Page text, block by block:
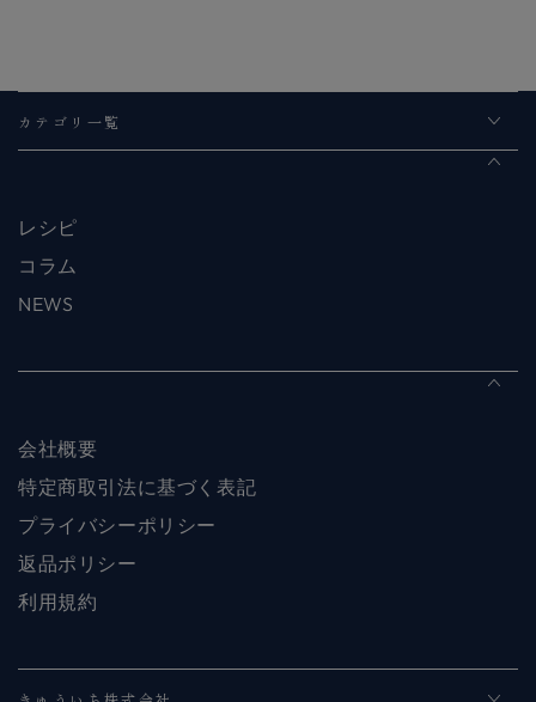
カテゴリ一覧
レシピ
コラム
NEWS
会社概要
特定商取引法に基づく表記
プライバシーポリシー
返品ポリシー
利用規約